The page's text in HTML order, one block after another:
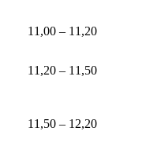
11,00 – 11,20
11,20 – 11,50
11,50 – 12,20